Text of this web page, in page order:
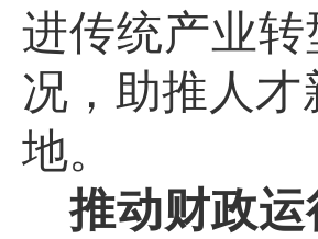
进传统产业
况，助推人才
地。
推动财政